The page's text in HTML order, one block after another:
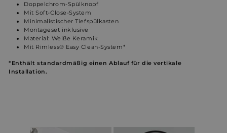
Doppelchrom-Spülknopf
Mit Soft-Close-System
Minimalistischer Tiefspülkasten
Montageset inklusive
Material: Weiße Keramik
Mit Rimless® Easy Clean-System*
*Enthält standardmäßig einen Ablauf für die vertikale
Installation.